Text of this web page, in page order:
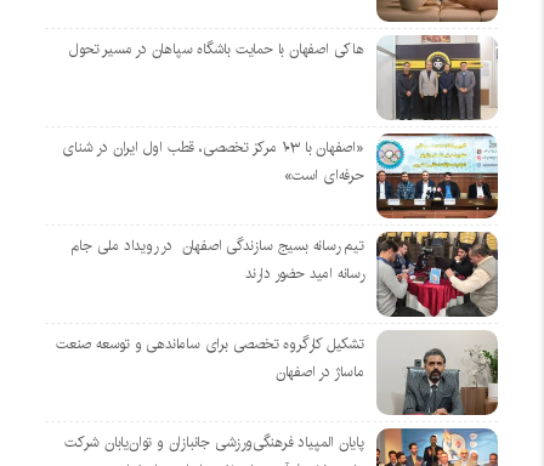
هاکی اصفهان با حمایت باشگاه سپاهان در مسیر تحول
«اصفهان با ۱۰۳ مرکز تخصصی، قطب اول ایران در شنای
حرفه‌ای است»
تیم رسانه بسیج سازندگی اصفهان در رویداد ملی جام
رسانه امید حضور دارند
تشکیل کارگروه تخصصی برای ساماندهی و توسعه صنعت
ماساژ در اصفهان
پایان المپیاد فرهنگی‌ورزشی جانبازان و توان‌یابان شرکت